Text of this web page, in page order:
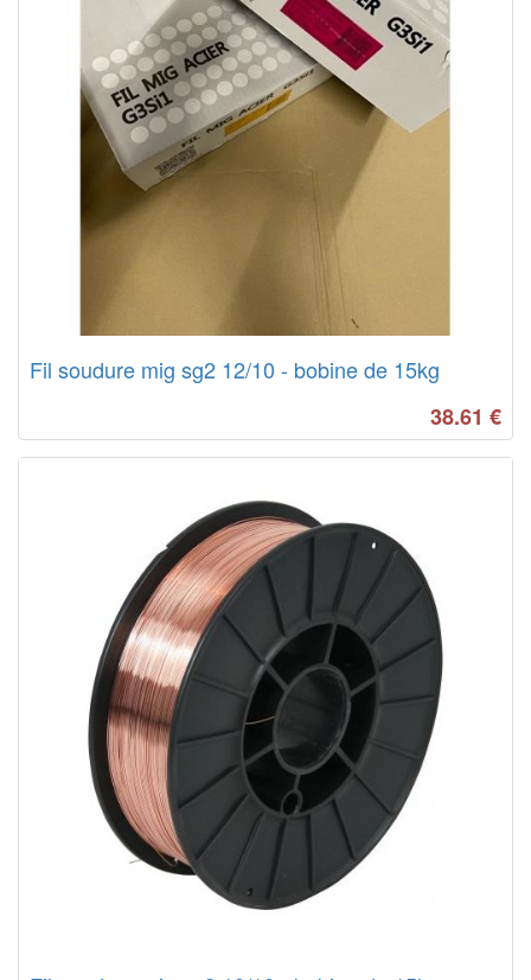
Fil soudure mig sg2 12/10 - bobine de 15kg
38.61 €